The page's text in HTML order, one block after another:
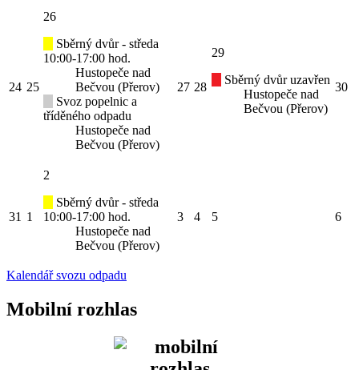
24 25
26
Sběrný dvůr - středa
10:00-17:00 hod.
Hustopeče nad
Bečvou (Přerov)
Svoz popelnic a
tříděného odpadu
Hustopeče nad
Bečvou (Přerov)
27 28
29
Sběrný dvůr uzavřen
Hustopeče nad
Bečvou (Přerov)
30
31 1
2
Sběrný dvůr - středa
10:00-17:00 hod.
Hustopeče nad
Bečvou (Přerov)
3 4 5 6
Kalendář svozu odpadu
Mobilní rozhlas